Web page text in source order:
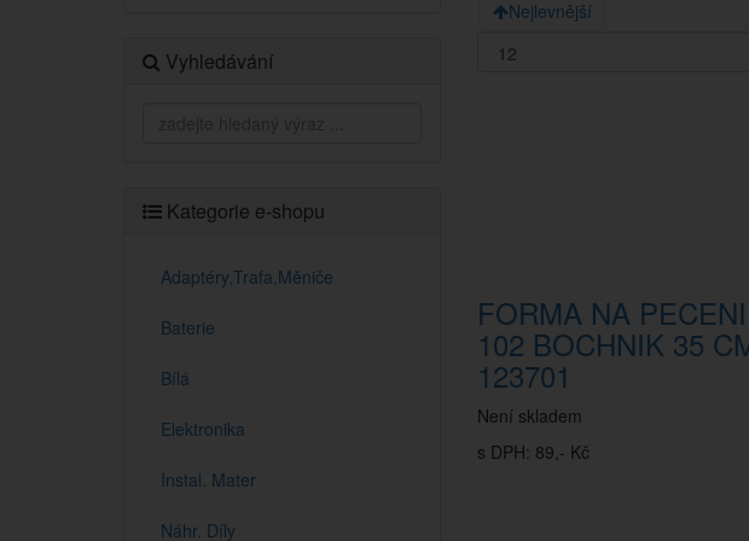
Vyhledávání
Kategorie e-shopu
Adaptéry,Trafa,Měniče
Baterie
Bílá
Elektronika
Instal. Mater
Náhr. Díly
Nejlevnější
FORMA NA
102 BOCHNIK 35
123701
Není skladem
s DPH: 89,- Kč